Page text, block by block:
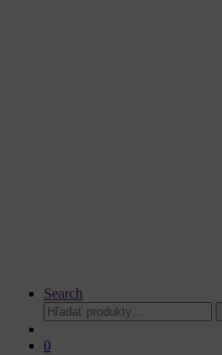
Search
Hľadať:
0